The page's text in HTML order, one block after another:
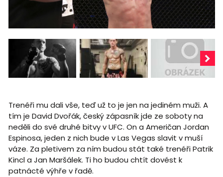
Trenéři mu dali vše, teď už to je jen na jediném muži. A
tím je David Dvořák, český zápasník jde ze soboty na
neděli do své druhé bitvy v UFC. On a Američan Jordan
Espinosa, jeden z nich bude v Las Vegas slavit v muší
váze. Za pletivem za ním budou stát také trenéři Patrik
Kincl a Jan Maršálek. Ti ho budou chtít dovést k
patnácté výhře v řadě.